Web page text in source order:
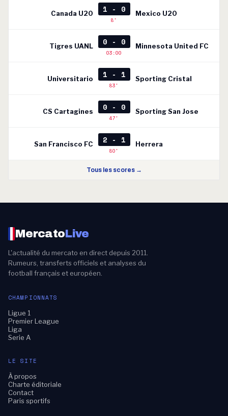
Canada U20 1 - 0
8'
Mexico U20
Tigres UANL 0 - 0
03:00
Minnesota United FC
Universitario 1 - 1
83'
Sporting Cristal
CS Cartagines 0 - 0
47'
Sporting San Jose
San Francisco FC 2 - 1
80'
Herrera
Tous les scores →
MercatoLive
L'actualité du mercato en direct depuis 2011.
Rumeurs, transferts officiels et analyses du
football français et européen.
CHAMPIONNATS
Ligue 1
Premier League
Liga
Serie A
LE SITE
À propos
Charte éditoriale
Contact
Paris sportifs